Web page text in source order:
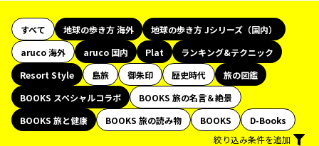
すべて 地球の歩き方 海外
地球の歩き方 Jシリーズ（国内）
aruco 海外
aruco 国内 Plat
ランキング&テクニック
Resort Style
島旅 御朱印 歴史時代
旅の図鑑
BOOKS スペシャルコラボ
BOOKS 旅の名言＆絶景
BOOKS 旅と健康
BOOKS 旅の読み物 BOOKS
D-Books
絞り込み条件を追加